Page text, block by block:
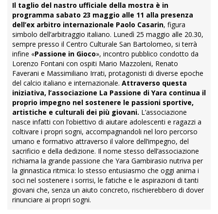
Il taglio del nastro ufficiale della mostra è in
programma sabato 23 maggio alle 11 alla presenza
dell’ex arbitro internazionale Paolo Casarin, figura
simbolo dell’arbitraggio italiano. Lunedì 25 maggio alle 20.30,
sempre presso il Centro Culturale San Bartolomeo, si terrà
infine «Passione in Gioco», incontro pubblico condotto da
Lorenzo Fontani con ospiti Mario Mazzoleni, Renato
Faverani e Massimiliano Irrati, protagonisti di diverse epoche
del calcio italiano e internazionale. Attraverso questa
iniziativa, l’associazione La Passione di Yara continua il
proprio impegno nel sostenere le passioni sportive,
artistiche e culturali dei più giovani. L’associazione
nasce infatti con l’obiettivo di aiutare adolescenti e ragazzi a
coltivare i propri sogni, accompagnandoli nel loro percorso
umano e formativo attraverso il valore dell’impegno, del
sacrificio e della dedizione. Il nome stesso dell’associazione
richiama la grande passione che Yara Gambirasio nutriva per
la ginnastica ritmica: lo stesso entusiasmo che oggi anima i
soci nel sostenere i sorrisi, le fatiche e le aspirazioni di tanti
giovani che, senza un aiuto concreto, rischierebbero di dover
rinunciare ai propri sogni.